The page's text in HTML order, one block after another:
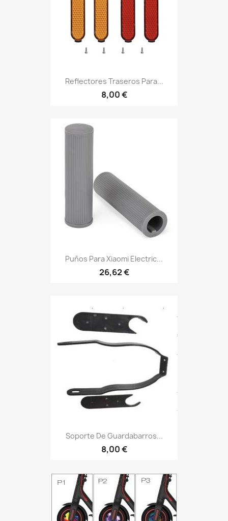
Reflectores Traseros Para...
8,00 €
Puños Para Xiaomi Electric...
26,62 €
Soporte De Guardabarros...
8,00 €